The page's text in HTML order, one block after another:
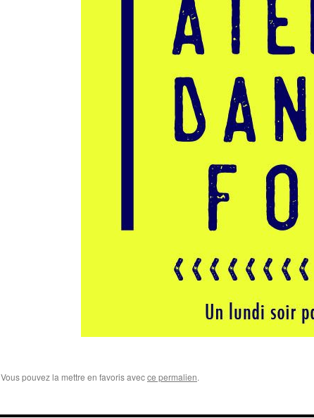
Vous pouvez la mettre en favoris avecce permalien.